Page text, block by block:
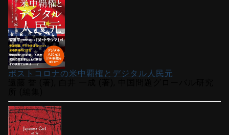
ポストコロナの米中覇権とデジタル人民元